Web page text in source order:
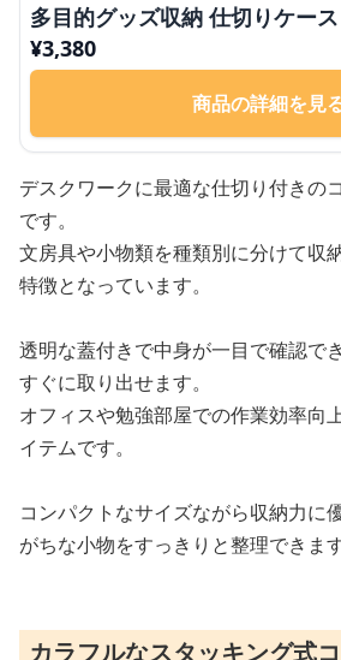
多目的グッズ収納 仕切りケース
¥3,380
商品の詳細を見
デスクワークに最適な仕切り付きの
です。
文房具や小物類を種類別に分けて収
特徴となっています。
透明な蓋付きで中身が一目で確認で
すぐに取り出せます。
オフィスや勉強部屋での作業効率向
イテムです。
コンパクトなサイズながら収納力に
がちな小物をすっきりと整理できます
カラフルなスタッキング式